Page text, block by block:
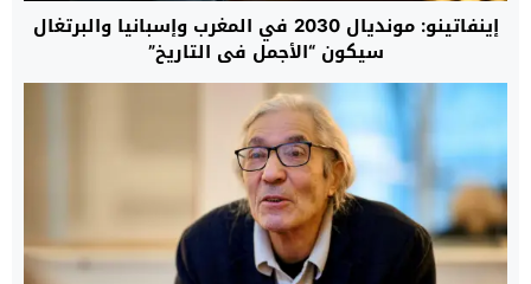
إينفاتينو: مونديال 2030 في المغرب وإسبانيا والبرتغال
سيكون “الأجمل في التاريخ”